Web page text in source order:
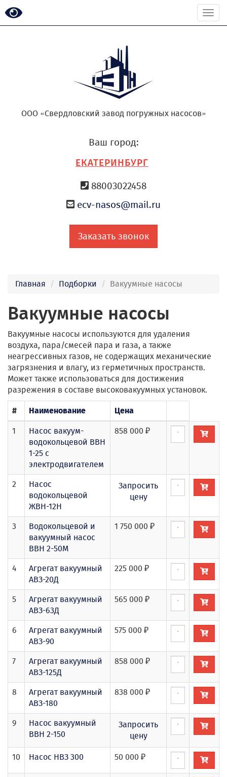
ООО «Свердловский завод погружных насосов»
Ваш город:
ЕКАТЕРИНБУРГ
88003022458
ecv-nasos@mail.ru
Заказать звонок
Главная Подборки Вакуумные насосы
Вакуумные насосы
Вакуумные насосы используются для удаления
воздуха, пара/смесей пара и газа, а также
неагрессивных газов, не содержащих механические
загрязнения и влагу, из герметичных пространств.
Может также использоваться для достижения
разрежения в составе высоковакуумных установок.
# Наименование Цена
1
Насос вакуум-
водокольцевой ВВН
1-25 с
электродвигателем
858 000 ₽
2
Насос
водокольцевой
ЖВН-12Н
Запросить
цену
3
Водокольцевой и
вакуумный насос
ВВН 2-50М
1 750 000 ₽
4
Агрегат вакуумный
АВЗ-20Д
225 000 ₽
5
Агрегат вакуумный
АВЗ-63Д
565 000 ₽
6
Агрегат вакуумный
АВЗ-90
575 000 ₽
7
Агрегат вакуумный
АВЗ-125Д
858 000 ₽
8
Агрегат вакуумный
АВЗ-180
838 000 ₽
9
Насос вакуумный
ВВН 2-150
Запросить
цену
10 Насос НВЗ 300 50 000 ₽